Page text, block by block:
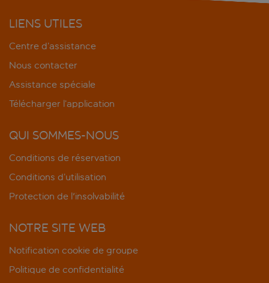
LIENS UTILES
Centre d’assistance
Nous contacter
Assistance spéciale
Télécharger l’application
QUI SOMMES-NOUS
Conditions de réservation
Conditions d’utilisation
Protection de l'insolvabilité
NOTRE SITE WEB
Notification cookie de groupe
Politique de confidentialité